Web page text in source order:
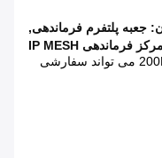
جعبه پلتفرم فرماندهی,
مرکز فرماندهی IP MESH
1438MHz ((200MHz-1.5G می تواند سفارشی